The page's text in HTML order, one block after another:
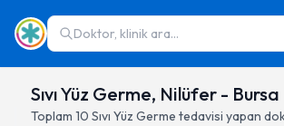
Doktor, klinik ara...
Sıvı Yüz Germe, Nilüfer - Bursa
Toplam 10 Sıvı Yüz Germe tedavisi yapan